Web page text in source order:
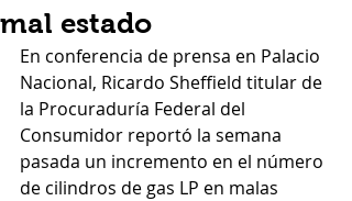
mal estado
En conferencia de prensa en Palacio
Nacional, Ricardo Sheffield titular de
la Procuraduría Federal del
Consumidor reportó la semana
pasada un incremento en el número
de cilindros de gas LP en malas